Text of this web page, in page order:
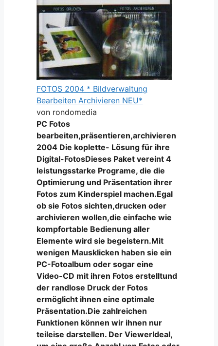
FOTOS 2004 * Bildverwaltung
Bearbeiten Archivieren NEU*
von rondomedia
PC Fotos
bearbeiten,präsentieren,archivieren
2004 Die koplette- Lösung für ihre
Digital-FotosDieses Paket vereint 4
leistungsstarke Programe, die die
Optimierung und Präsentation ihrer
Fotos zum Kinderspiel machen.Egal
ob sie Fotos sichten,drucken oder
archivieren wollen,die einfache wie
kompfortable Bedienung aller
Elemente wird sie begeistern.Mit
wenigen Mausklicken haben sie ein
PC-Fotoalbum oder sogar eine
Video-CD mit ihren Fotos erstelltund
der randlose Druck der Fotos
ermöglicht ihnen eine optimale
Präsentation.Die zahlreichen
Funktionen können wir ihnen nur
teileise darstellen. Der ViewerIdeal,